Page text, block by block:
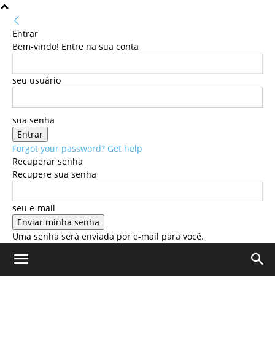
Entrar
Bem-vindo! Entre na sua conta
seu usuário
sua senha
Forgot your password? Get help
Recuperar senha
Recupere sua senha
seu e-mail
Uma senha será enviada por e-mail para você.